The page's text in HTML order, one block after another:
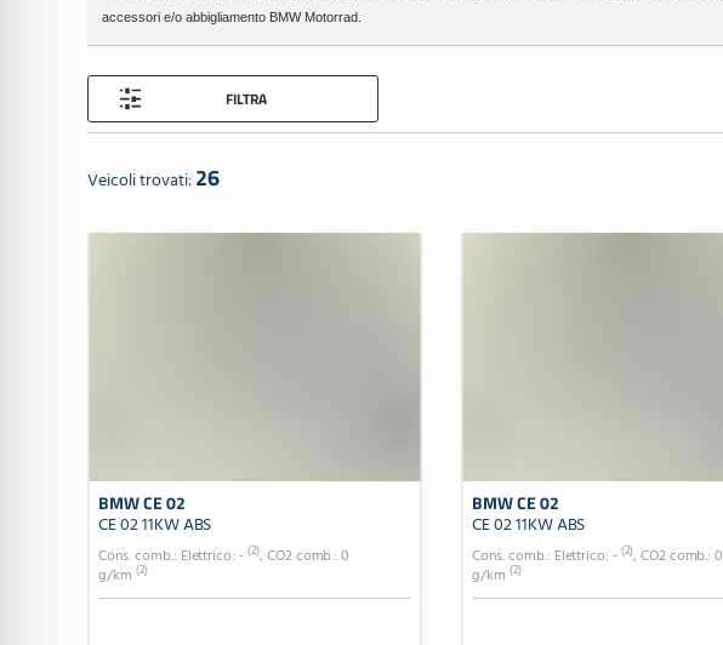
accessori e/o abbigliamento BMW Motorrad.
FILTRA
Veicoli trovati:26
BMW CE 02
CE 02 11KW ABS
Cons. comb.: Elettrico: -(2), CO2 comb.: 0
g/km (2)
BMW CE 02
CE 02 11KW ABS
Cons. comb.: Elettrico: -(2), CO2 comb.: 0
g/km (2)